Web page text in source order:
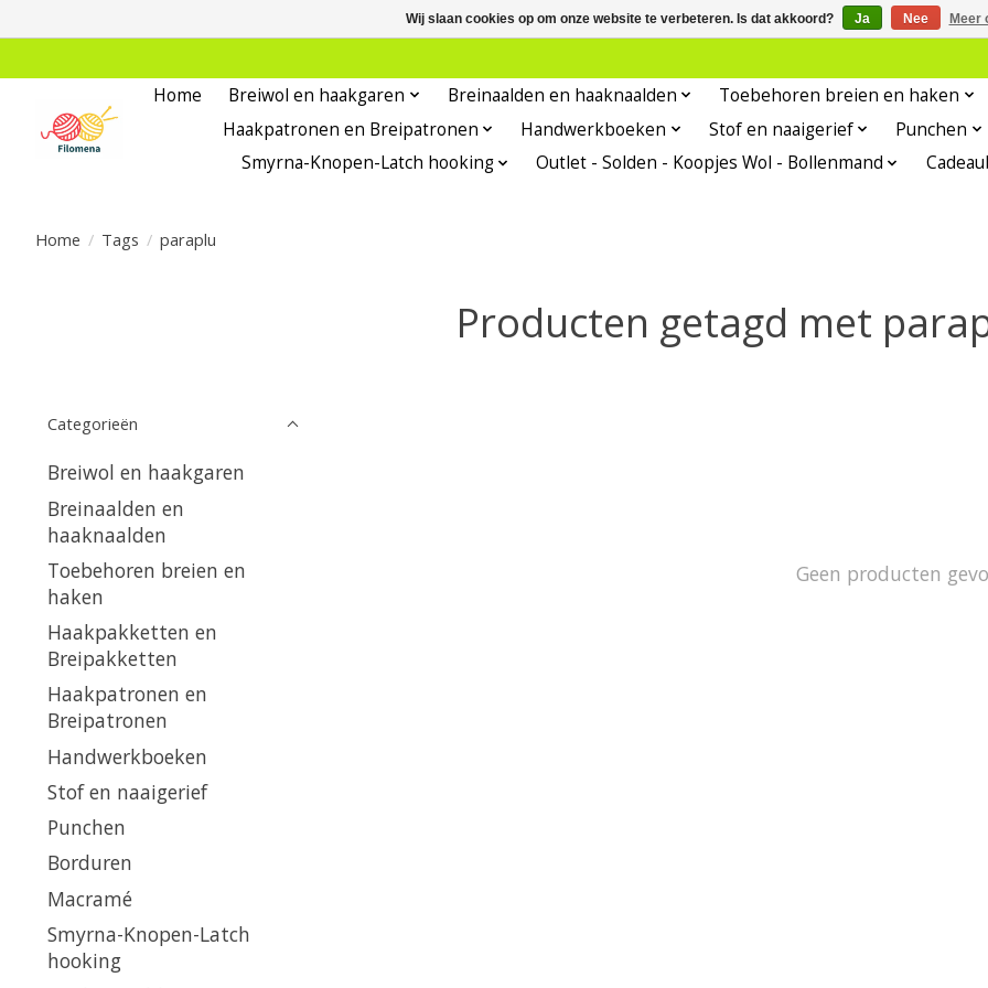
Home Breiwol en haakgaren Breinaalden en haaknaalden Toebehoren breien en haken
Haakpatronen en Breipatronen
Handwerkboeken Stof en naaigerief Punchen
Smyrna-Knopen-Latch hooking
Outlet - Solden - Koopjes Wol - Bollenmand
Home / Tags / paraplu
Producten getagd met
Categorieën
Breiwol en haakgaren
Breinaalden en
haaknaalden
Toebehoren breien en
haken
Haakpakketten en
Breipakketten
Haakpatronen en
Breipatronen
Handwerkboeken
Stof en naaigerief
Punchen
Borduren
Macramé
Smyrna-Knopen-Latch
hooking
Geen producten
Wij slaan cookies op om onze website te verbeteren. Is dat akkoord? Ja Nee Meer